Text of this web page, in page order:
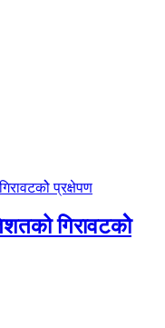
प्रक्षेपण
गिरावटकोे